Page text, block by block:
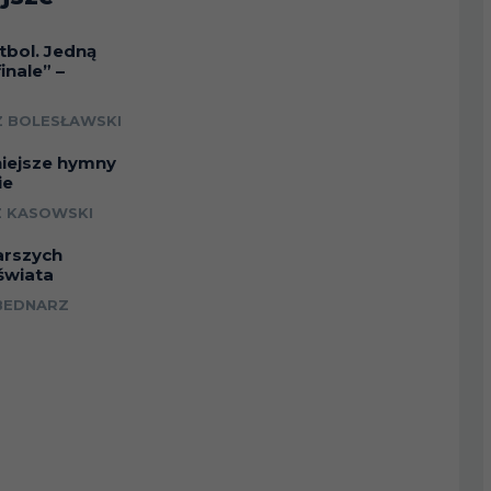
Jedną
–
BOLESŁAWSKI
hymny
KASOWSKI